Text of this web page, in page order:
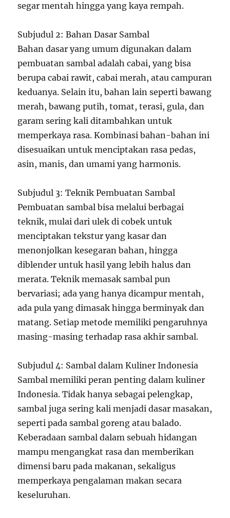
segar mentah hingga yang kaya rempah.
Subjudul 2: Bahan Dasar Sambal
Bahan dasar yang umum digunakan dalam
pembuatan sambal adalah cabai, yang bisa
berupa cabai rawit, cabai merah, atau campuran
keduanya. Selain itu, bahan lain seperti bawang
merah, bawang putih, tomat, terasi, gula, dan
garam sering kali ditambahkan untuk
memperkaya rasa. Kombinasi bahan-bahan ini
disesuaikan untuk menciptakan rasa pedas,
asin, manis, dan umami yang harmonis.
Subjudul 3: Teknik Pembuatan Sambal
Pembuatan sambal bisa melalui berbagai
teknik, mulai dari ulek di cobek untuk
menciptakan tekstur yang kasar dan
menonjolkan kesegaran bahan, hingga
diblender untuk hasil yang lebih halus dan
merata. Teknik memasak sambal pun
bervariasi; ada yang hanya dicampur mentah,
ada pula yang dimasak hingga berminyak dan
matang. Setiap metode memiliki pengaruhnya
masing-masing terhadap rasa akhir sambal.
Subjudul 4: Sambal dalam Kuliner Indonesia
Sambal memiliki peran penting dalam kuliner
Indonesia. Tidak hanya sebagai pelengkap,
sambal juga sering kali menjadi dasar masakan,
seperti pada sambal goreng atau balado.
Keberadaan sambal dalam sebuah hidangan
mampu mengangkat rasa dan memberikan
dimensi baru pada makanan, sekaligus
memperkaya pengalaman makan secara
keseluruhan.